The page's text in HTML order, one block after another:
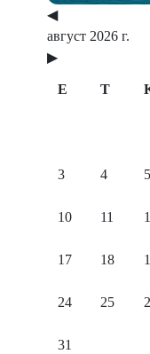
◀
август 2026 г.
▶
E T
3 4 5
10 11
17 18
24 25
31